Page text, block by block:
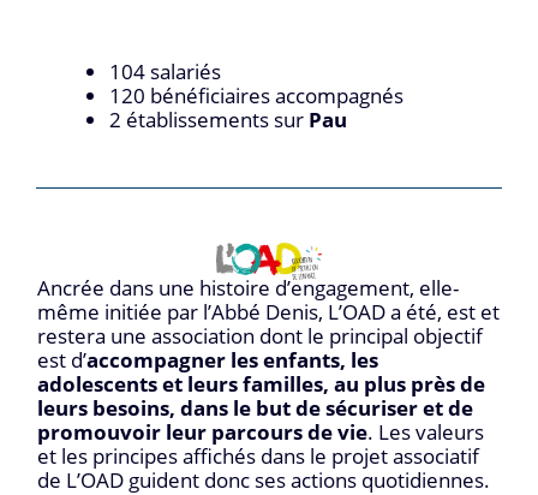
104 salariés
120 bénéficiaires accompagnés
2 établissements sur Pau
Ancrée dans une histoire d’engagement, elle-
même initiée par l’Abbé Denis, L’OAD a été, est et
restera une association dont le principal objectif
est d’accompagner les enfants, les
adolescents et leurs familles, au plus près de
leurs besoins, dans le but de sécuriser et de
promouvoir leur parcours de vie. Les valeurs
et les principes affichés dans le projet associatif
de L’OAD guident donc ses actions quotidiennes.